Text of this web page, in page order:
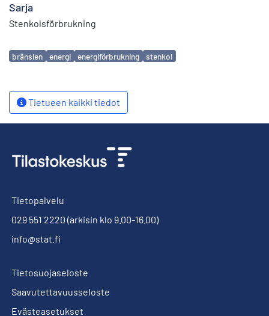
Sarja
Stenkolsförbrukning
Avainsanat
bränslen energi energiförbrukning stenkol
Tietueen kaikki tiedot
Tietopalvelu
029 551 2220 (arkisin klo 9.00-16.00)
info@stat.fi
Tietosuojaseloste
Saavutettavuusseloste
Evästeasetukset